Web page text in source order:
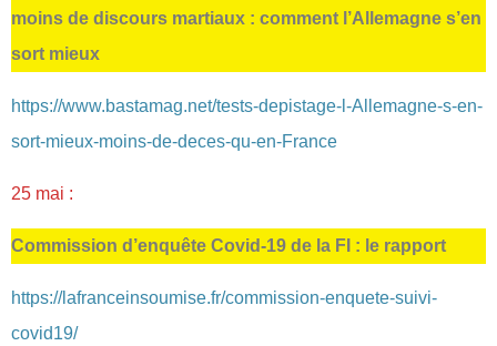
moins de discours martiaux : comment l’Allemagne s’en
sort mieux
https://www.bastamag.net/tests-depistage-l-Allemagne-s-en-
sort-mieux-moins-de-deces-qu-en-France
25 mai :
Commission d’enquête Covid-19 de la FI : le rapport
https://lafranceinsoumise.fr/commission-enquete-suivi-
covid19/